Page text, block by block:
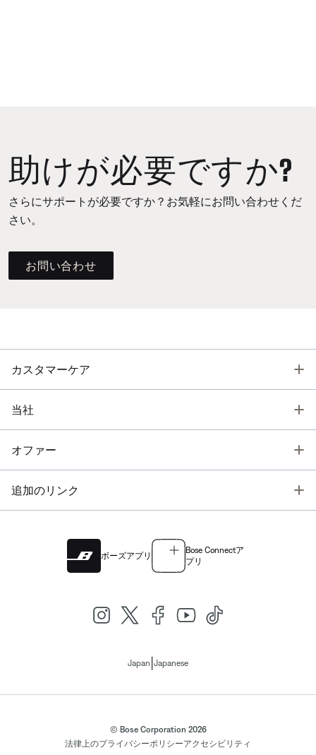
助けが必要ですか?
さらにサポートが必要ですか？お気軽にお問い合わせくだ
さい。
お問い合わせ
カスタマーケア
当社
オファー
追加のリンク
ボーズアプリ
Bose Connectア
プリ
Japan Japanese
© Bose Corporation 2026
法律上のプライバシーポリシーアクセシビリティ